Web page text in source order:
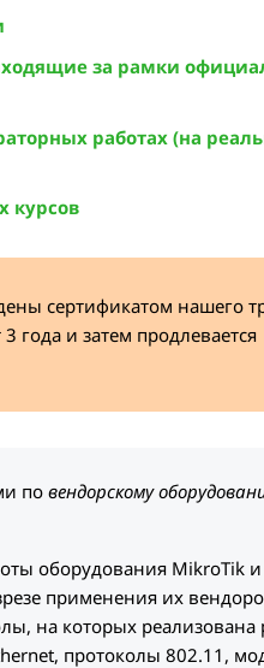
за рамки
работах (на
курсов
сертификатом нашего
года и затем продлевается
по вендорскому
оборудования MikroTik и
применения их
на которых реализована
протоколы 802.11,